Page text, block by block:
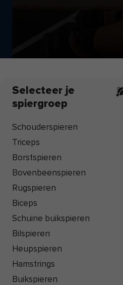
Selecteer je
spiergroep
Schouderspieren
Triceps
Borstspieren
Bovenbeenspieren
Rugspieren
Biceps
Schuine buikspieren
Bilspieren
Heupspieren
Hamstrings
Buikspieren